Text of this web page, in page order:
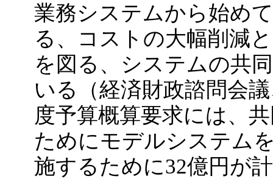
業務システムから始め
る、コストの大幅削減
を図る、システムの共
いる（経済財政諮問会
度予算概算要求には、
ためにモデルシステム
施するために32億円が